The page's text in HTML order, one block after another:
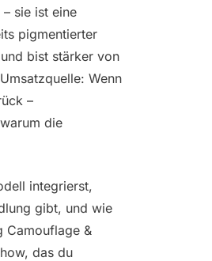
sie ist eine
pigmentierter
bist stärker von
Wenn
–
die
integrierst,
gibt, und wie
Camouflage &
das du